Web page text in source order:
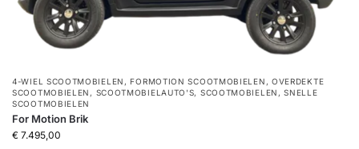
4-WIEL SCOOTMOBIELEN ,FORMOTION SCOOTMOBIELEN , OVERDEKTE
SCOOTMOBIELEN , SCOOTMOBIELAUTO'S, SCOOTMOBIELEN ,SNELLE
SCOOTMOBIELEN
For Motion Brik
€ 7.495,00